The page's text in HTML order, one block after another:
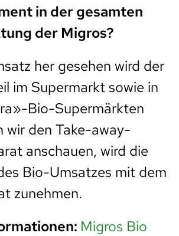
in der gesamten
der Migros?
her gesehen wird der
im Supermarkt sowie in
Bio-Supermärkten
wir den Take-away-
anschauen, wird die
Bio-Umsatzes mit dem
zunehmen.
Migros Bio